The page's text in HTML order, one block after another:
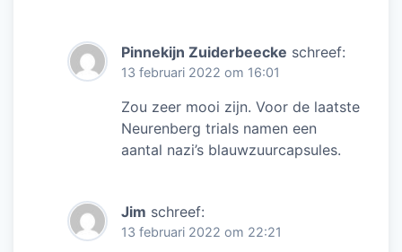
Pinnekijn Zuiderbeecke schreef:
13 februari 2022 om 16:01
Zou zeer mooi zijn. Voor de laatste
Neurenberg trials namen een
aantal nazi’s blauwzuurcapsules.
Jim schreef:
13 februari 2022 om 22:21